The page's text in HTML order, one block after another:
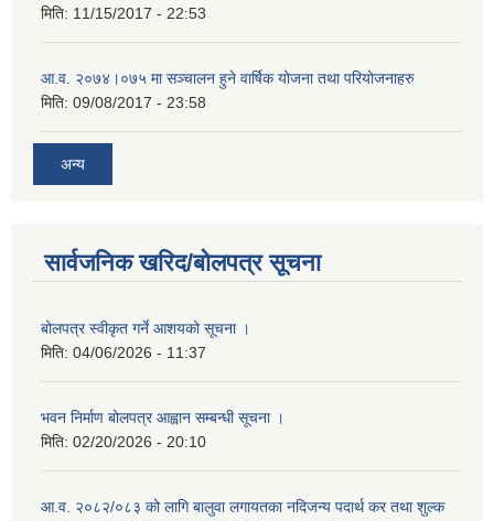
मिति: 11/15/2017 - 22:53
आ.व. २०७४।०७५ मा सञ्चालन हुने वार्षिक योजना तथा परियोजनाहरु
मिति: 09/08/2017 - 23:58
अन्य
सार्वजनिक खरिद/बोलपत्र सूचना
बोलपत्र स्वीकृत गर्ने आशयको सूचना ।
मिति: 04/06/2026 - 11:37
भवन निर्माण बोलपत्र आह्वान सम्बन्धी सूचना ।
मिति: 02/20/2026 - 20:10
आ.व. २०८२/०८३ को लागि बालुवा लगायतका नदिजन्य पदार्थ कर तथा शुल्क